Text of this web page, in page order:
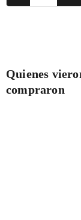
Quienes
compraron